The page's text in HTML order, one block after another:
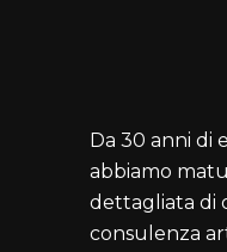
Da 30 anni di
abbiamo
dettagliata di
consulenza